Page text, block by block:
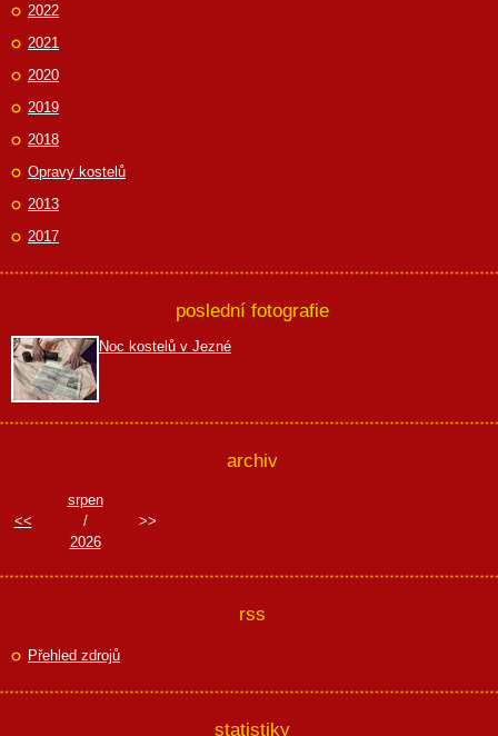
2022
2021
2020
2019
2018
Opravy kostelů
2013
2017
poslední fotografie
Noc kostelů v Jezné
archiv
<<
srpen
/
2026
>>
rss
Přehled zdrojů
statistiky